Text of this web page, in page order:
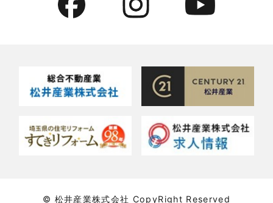
© 松井産業株式会社 CopyRight Reserved